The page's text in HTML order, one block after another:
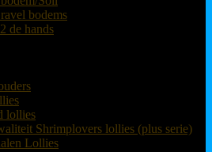
bodems
de hands
lollies
Shrimplovers lollies (plus serie)
Lollies